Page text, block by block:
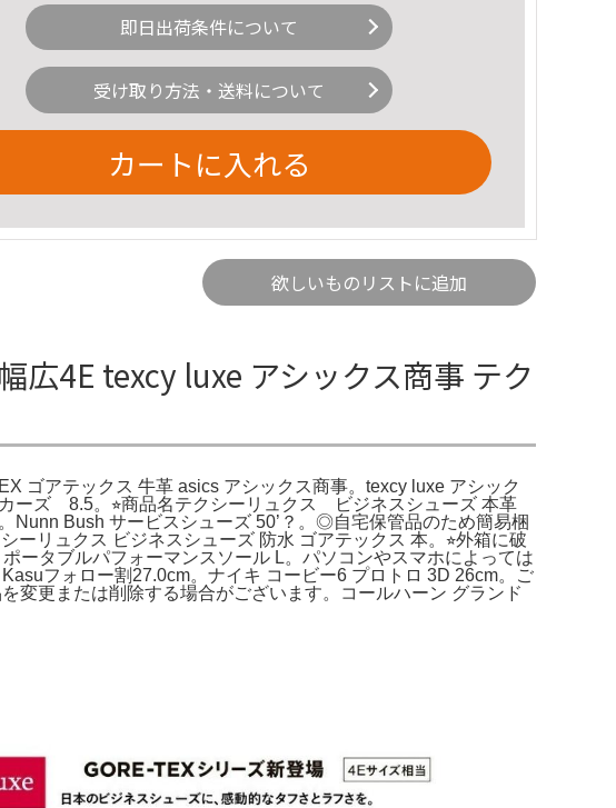
即日出荷条件について
受け取り方法・送料について
カートに入れる
欲しいものリストに追加
4E texcy luxe アシックス商事 テク
ゴアテックス 牛革 asics アシックス商事。texcy luxe アシック
ーズ 8.5。⭐︎商品名テクシーリュクス ビジネスシューズ 本革
Nunn Bush サービスシューズ 50’？。◎自宅保管品のため簡易梱
ーリュクス ビジネスシューズ 防水 ゴアテックス 本。⭐︎外箱に破
ータブルパフォーマンスソール L。パソコンやスマホによっては
フォロー割27.0cm。ナイキ コービー6 プロトロ 3D 26cm。ご
変更または削除する場合がございます。コールハーン グランド